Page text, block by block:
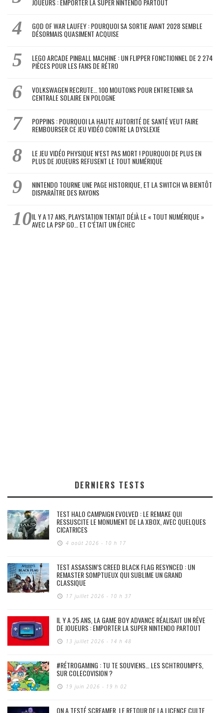
JOUEURS : EMPORTER LA SUPER NINTENDO PARTOUT
GOD OF WAR LAUFEY : POURQUOI SA SORTIE AVANT 2028 SEMBLE
DÉSORMAIS QUASIMENT ACQUISE
LEGO ARCADE PINBALL MACHINE : UN FLIPPER FONCTIONNEL DE 2 274
PIÈCES POUR LES FANS DE RÉTRO
VOLKSWAGEN RECRUTE… 100 MOUTONS POUR ENTRETENIR SA
CENTRALE SOLAIRE EN POLOGNE
POPPINS : POURQUOI LA HAUTE AUTORITÉ DE SANTÉ VEUT FAIRE
REMBOURSER CE JEU VIDÉO CONTRE LA DYSLEXIE
LE JEU VIDÉO PHYSIQUE N’EST PAS MORT ! POURQUOI DE PLUS EN
PLUS DE JOUEURS REFUSENT LE TOUT NUMÉRIQUE
NINTENDO TOURNE UNE PAGE HISTORIQUE, ET LA SWITCH VA BIENTÔT
DISPARAÎTRE DES RAYONS
IL Y A 17 ANS, PLAYSTATION TENTAIT DÉJÀ LE « TOUT NUMÉRIQUE »
AVEC LA PSP GO… ET C’ÉTAIT UN ÉCHEC
DERNIERS TESTS
TEST HALO CAMPAIGN EVOLVED : LE REMAKE QUI
RESSUSCITE LE MONUMENT DE LA XBOX, AVEC QUELQUES
CICATRICES
4 août 2026 - 10 h 17
TEST ASSASSIN’S CREED BLACK FLAG RESYNCED : UN
REMASTER SOMPTUEUX QUI SUBLIME UN GRAND
CLASSIQUE
17 juillet 2026 - 10 h 37
IL Y A 25 ANS, LA GAME BOY ADVANCE RÉALISAIT UN RÊVE
DE JOUEURS : EMPORTER LA SUPER NINTENDO PARTOUT
13 juillet 2026 - 14 h 48
#RÉTROGAMING : TU TE SOUVIENS… LES SCHTROUMPFS,
SUR COLECOVISION ?
19 juin 2026 - 19 h 02
ON A TESTÉ SCREAMER, LE RETOUR DE LA LICENCE CULTE